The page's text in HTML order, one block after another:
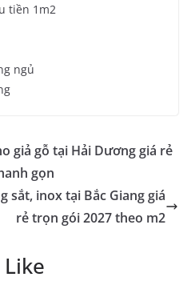
tiền 1m2
ngủ
giả gỗ tại Hải Dương giá rẻ
gọn
sắt, inox tại Bắc Giang giá
rẻ trọn gói 2027 theo m2